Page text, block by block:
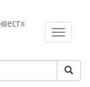
Toggle
navigation